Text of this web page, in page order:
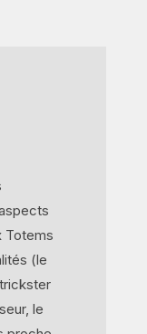
Totems
(le
le